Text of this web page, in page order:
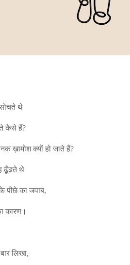
थे
कैसे हैं?
ख़ामोश क्यों हो जाते हैं?
ढूँढते थे
पीछे का जवाब,
कारण।
लिखा,